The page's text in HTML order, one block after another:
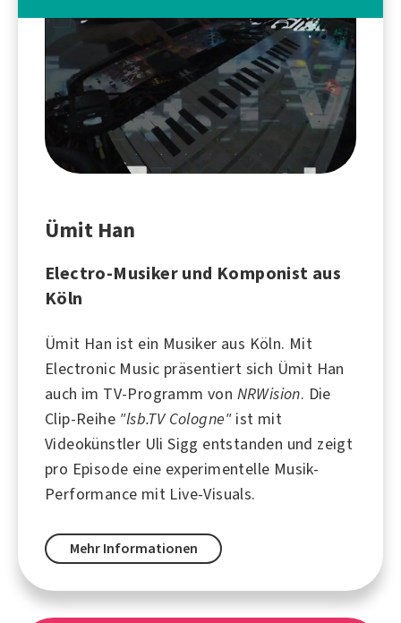
Ümit Han
Electro-Musiker und Komponist aus
Köln
Ümit Han ist ein Musiker aus Köln. Mit
Electronic Music präsentiert sich Ümit Han
auch im TV-Programm von NRWision. Die
Clip-Reihe "lsb.TV Cologne"ist mit
Videokünstler Uli Sigg entstanden und zeigt
pro Episode eine experimentelle Musik-
Performance mit Live-Visuals.
Mehr Informationen